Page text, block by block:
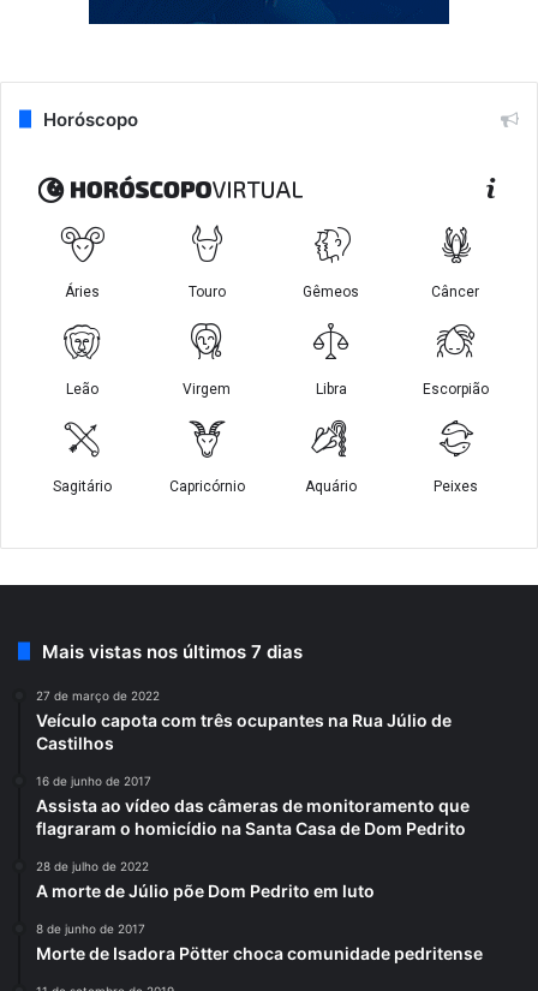
Horóscopo
Mais vistas nos últimos 7 dias
27 de março de 2022
Veículo capota com três ocupantes na Rua Júlio de
Castilhos
16 de junho de 2017
Assista ao vídeo das câmeras de monitoramento que
flagraram o homicídio na Santa Casa de Dom Pedrito
28 de julho de 2022
A morte de Júlio põe Dom Pedrito em luto
8 de junho de 2017
Morte de Isadora Pötter choca comunidade pedritense